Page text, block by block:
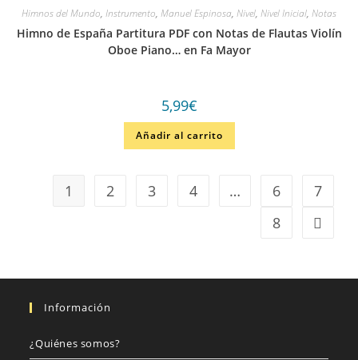
Himnos del Mundo, Instrumento, Manuel Espinosa, Nivel, Nivel Inicial, Notas
Himno de España Partitura PDF con Notas de Flautas Violín
Oboe Piano… en Fa Mayor
5,99€
Añadir al carrito
1 2 3 4 … 6
7
8
Información
¿Quiénes somos?